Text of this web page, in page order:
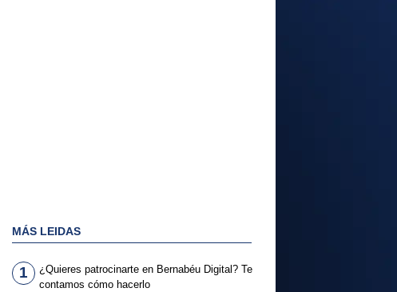
MÁS LEIDAS
1
¿Quieres patrocinarte en Bernabéu Digital? Te
contamos cómo hacerlo